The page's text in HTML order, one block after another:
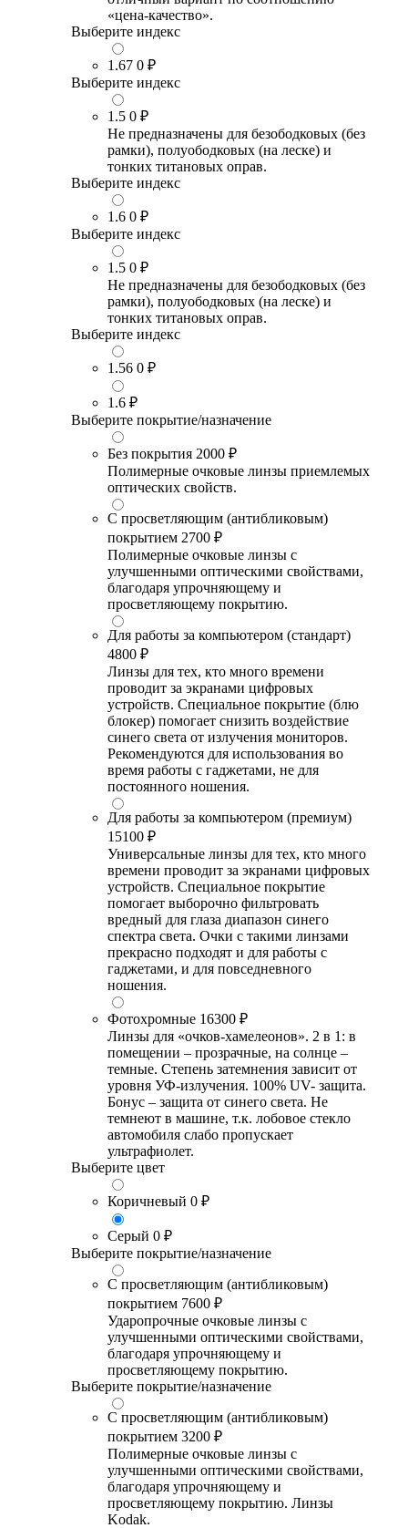
«цена-качество».
Выберите индекс
1.67 0 ₽
Выберите индекс
1.5 0 ₽
Не предназначены для безободковых (без
рамки), полуободковых (на леске) и
тонких титановых оправ.
Выберите индекс
1.6 0 ₽
Выберите индекс
1.5 0 ₽
Не предназначены для безободковых (без
рамки), полуободковых (на леске) и
тонких титановых оправ.
Выберите индекс
1.56 0 ₽
1.6 ₽
Выберите покрытие/назначение
Без покрытия 2000 ₽
Полимерные очковые линзы приемлемых
оптических свойств.
С просветляющим (антибликовым)
покрытием 2700 ₽
Полимерные очковые линзы с
улучшенными оптическими свойствами,
благодаря упрочняющему и
просветляющему покрытию.
Для работы за компьютером (стандарт)
4800 ₽
Линзы для тех, кто много времени
проводит за экранами цифровых
устройств. Специальное покрытие (блю
блокер) помогает снизить воздействие
синего света от излучения мониторов.
Рекомендуются для использования во
время работы с гаджетами, не для
постоянного ношения.
Для работы за компьютером (премиум)
15100 ₽
Универсальные линзы для тех, кто много
времени проводит за экранами цифровых
устройств. Специальное покрытие
помогает выборочно фильтровать
вредный для глаза диапазон синего
спектра света. Очки с такими линзами
прекрасно подходят и для работы с
гаджетами, и для повседневного
ношения.
Фотохромные 16300 ₽
Линзы для «очков-хамелеонов». 2 в 1: в
помещении – прозрачные, на солнце –
темные. Степень затемнения зависит от
уровня УФ-излучения. 100% UV- защита.
Бонус – защита от синего света. Не
темнеют в машине, т.к. лобовое стекло
автомобиля слабо пропускает
ультрафиолет.
Выберите цвет
Коричневый 0 ₽
Серый 0 ₽
Выберите покрытие/назначение
С просветляющим (антибликовым)
покрытием 7600 ₽
Ударопрочные очковые линзы с
улучшенными оптическими свойствами,
благодаря упрочняющему и
просветляющему покрытию.
Выберите покрытие/назначение
С просветляющим (антибликовым)
покрытием 3200 ₽
Полимерные очковые линзы с
улучшенными оптическими свойствами,
благодаря упрочняющему и
просветляющему покрытию. Линзы
Kodak.